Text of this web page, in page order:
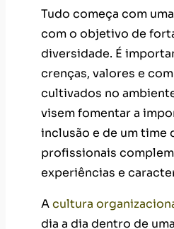
Tudo começa com
com o objetivo de
diversidade. É
crenças, valores e
cultivados no
visem fomentar a
inclusão e de um time
profissionais
experiências e
Acultura
dia a dia dentro de